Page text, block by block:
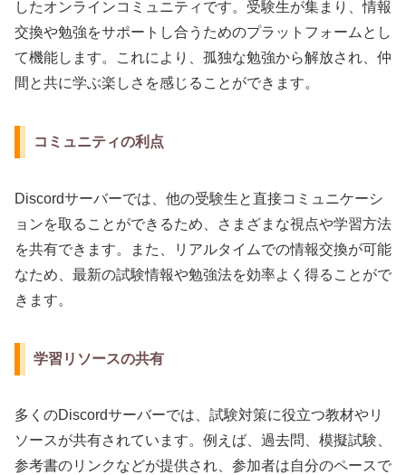
したオンラインコミュニティです。受験生が集まり、情報
交換や勉強をサポートし合うためのプラットフォームとし
て機能します。これにより、孤独な勉強から解放され、仲
間と共に学ぶ楽しさを感じることができます。
コミュニティの利点
Discordサーバーでは、他の受験生と直接コミュニケーシ
ョンを取ることができるため、さまざまな視点や学習方法
を共有できます。また、リアルタイムでの情報交換が可能
なため、最新の試験情報や勉強法を効率よく得ることがで
きます。
学習リソースの共有
多くのDiscordサーバーでは、試験対策に役立つ教材やリ
ソースが共有されています。例えば、過去問、模擬試験、
参考書のリンクなどが提供され、参加者は自分のペースで